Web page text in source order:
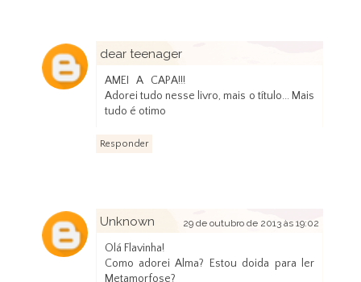
dear teenager
AMEI A CAPA!!!
Adorei tudo nesse livro, mais o título... Mais
tudo é otimo
Responder
Unknown 29 de outubro de 2013 às 19:02
Olá Flavinha!
Como adorei Alma? Estou doida para ler
Metamorfose?